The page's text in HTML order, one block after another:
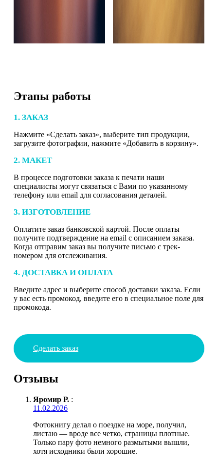
Этапы работы
1. ЗАКАЗ
Нажмите «Сделать заказ», выберите тип продукции,
загрузите фотографии, нажмите «Добавить в корзину».
2. МАКЕТ
В процессе подготовки заказа к печати наши
специалисты могут связаться с Вами по указанному
телефону или email для согласования деталей.
3. ИЗГОТОВЛЕНИЕ
Оплатите заказ банковской картой. После оплаты
получите подтверждение на email с описанием заказа.
Когда отправим заказ вы получите письмо с трек-
номером для отслеживания.
4. ДОСТАВКА И ОПЛАТА
Введите адрес и выберите способ доставки заказа. Если
у вас есть промокод, введите его в специальное поле для
промокода.
Сделать заказ
Отзывы
Яромир Р. :
11.02.2026
Фотокнигу делал о поездке на море, получил,
листаю — вроде все четко, страницы плотные.
Только пару фото немного размытыми вышли,
хотя исходники были хорошие.